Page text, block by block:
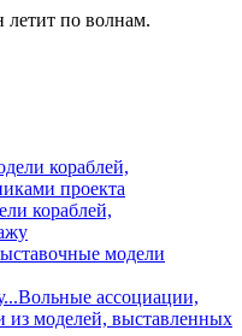
летит по волнам.
кораблей,
проекта
кораблей,
модели
Вольные ассоциации,
из моделей, выставленных